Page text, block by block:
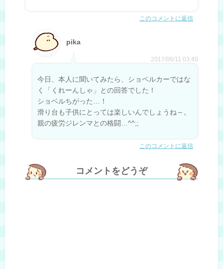
このコメントに返信
pika
2017/06/11 03:40
今日、本人に聞いてみたら、ショベルカーではな
く「くれーんしゃ」との回答でした！
ショベルちがった…！
滑り台も子供にとっては楽しいんでしょうね～。
親の疲労ジレンマとの格闘…^^;;
このコメントに返信
コメントをどうぞ